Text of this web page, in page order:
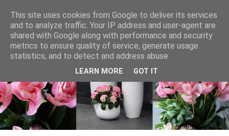
This site uses cookies from Google to deliver its services
and to analyze traffic. Your IP address and user-agent are
shared with Google along with performance and security
metrics to ensure quality of service, generate usage
statistics, and to detect and address abuse.
LEARN MORE GOT IT